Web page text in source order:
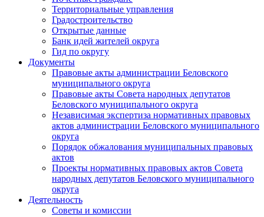
Территориальные управления
Градостроительство
Открытые данные
Банк идей жителей округа
Гид по округу
Документы
Правовые акты администрации Беловского
муниципального округа
Правовые акты Совета народных депутатов
Беловского муниципального округа
Независимая экспертиза нормативных правовых
актов администрации Беловского муниципального
округа
Порядок обжалования муниципальных правовых
актов
Проекты нормативных правовых актов Совета
народных депутатов Беловского муниципального
округа
Деятельность
Советы и комиссии